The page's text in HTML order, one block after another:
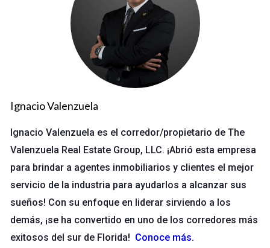
María siempre había soñado con ser chef, pero nunca tuvo la
oportunidad de estudiar gastronomía de manera formal. Tras
investigar varias opciones, decidió inscribirse en un curso de
cocina en línea que le permitía aprender desde casa. A través
de videos tutoriales y recetas interactivas, María pudo
dominar técnicas culinarias y experimentar con diferentes
ofrecer clases de cocina virtuales y ahora tiene su propio
negocio. Este es un claro ejemplo de cómo un curso en línea
puede transformar una pasión en una carrera exitosa.
2. Juan: De Ingeniero a Especialista en Data
Science
Juan trabajaba como ingeniero pero sentía que quería dar un
Ignacio Valenzuela
Ignacio Valenzuela es el corredor/propietario de The
Valenzuela Real Estate Group, LLC. ¡Abrió esta empresa
para brindar a agentes inmobiliarios y clientes el mejor
servicio de la industria para ayudarlos a alcanzar sus
sueños! Con su enfoque en liderar sirviendo a los
demás, ¡se ha convertido en uno de los corredores más
exitosos del sur de Florida! Conoce más.